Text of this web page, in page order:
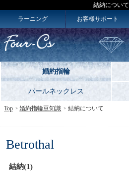
結納について
ラーニング
お客様サポート
婚約指輪
パールネックレス
Betrothal
結納(1)
Top 婚約指輪豆知識 結納について